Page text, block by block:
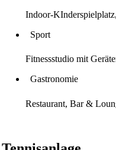
Indoor-
Sport
Fitnessstudio mit
Gastronomie
Restaurant, Bar &